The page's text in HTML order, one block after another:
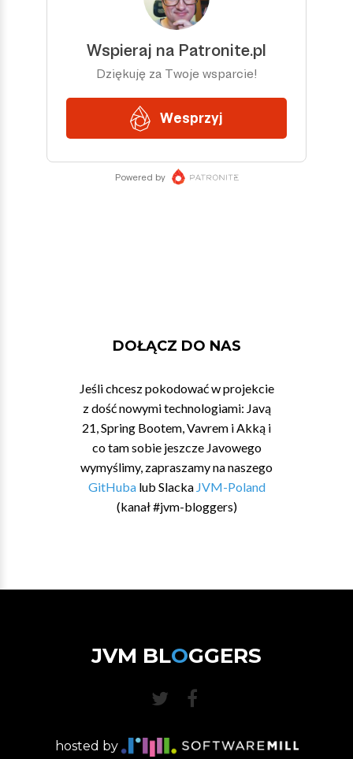
DOŁĄCZ DO NAS
Jeśli chcesz pokodować w projekcie
z dość nowymi technologiami: Javą
21, Spring Bootem, Vavrem i Akką i
co tam sobie jeszcze Javowego
wymyślimy, zapraszamy na naszego
GitHubalub Slacka JVM-Poland
(kanał #jvm-bloggers)
JVM BLOGGERS
hosted by